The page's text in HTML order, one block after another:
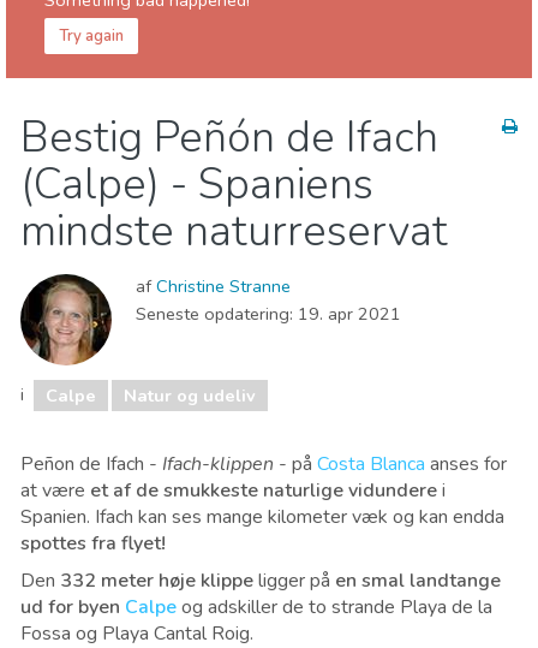
Try again
Natur og udeliv
Sport og adventure Strande
Bestig Peñón de Ifach
(Calpe) - Spaniens
mindste naturreservat
afChristine Stranne
Seneste opdatering: 19. apr 2021
i Calpe Natur og udeliv
Peñon de Ifach - Ifach-klippen - på Costa Blanca anses for
at være et af de smukkeste naturlige vidunderei
Spanien. Ifach kan ses mange kilometer væk og kan endda
spottes fra flyet!
Den 332 meter høje klippeligger på en smal landtange
ud for byen Calpeog adskiller de to strande Playa de la
Fossa og Playa Cantal Roig.